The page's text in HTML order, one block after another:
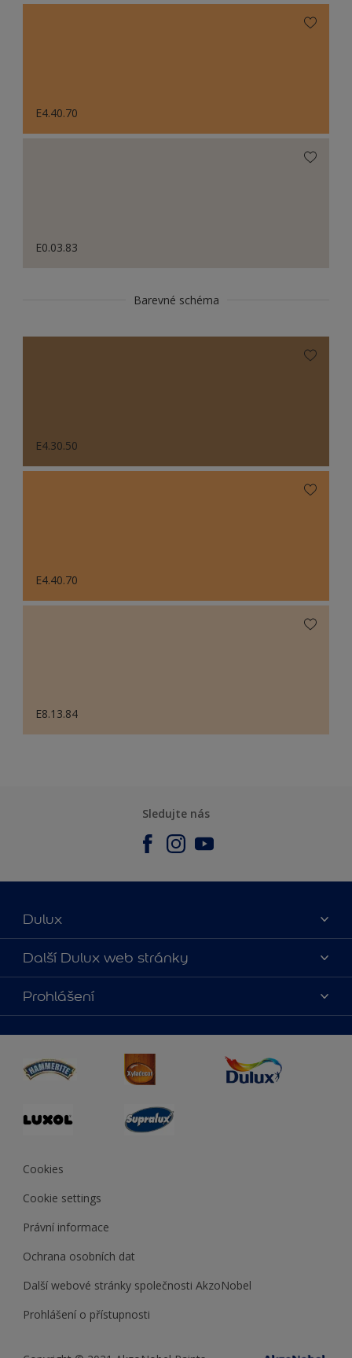
E4.40.70
E0.03.83
Barevné schéma
E4.30.50
E4.40.70
E8.13.84
Sledujte nás
Dulux
O nás
Kontaktujte nás
Najít obchod
Další Dulux web stránky
duluxmalir.cz
duluxmaliar.sk
duluxprodejnabarev.cz
duluxpredajnafarieb.sk
Prohlášení
Cookies
Cookie settings
Právní informace
Ochrana osobních dat
Další webové stránky společnosti AkzoNobel
Prohlášení o přístupnosti